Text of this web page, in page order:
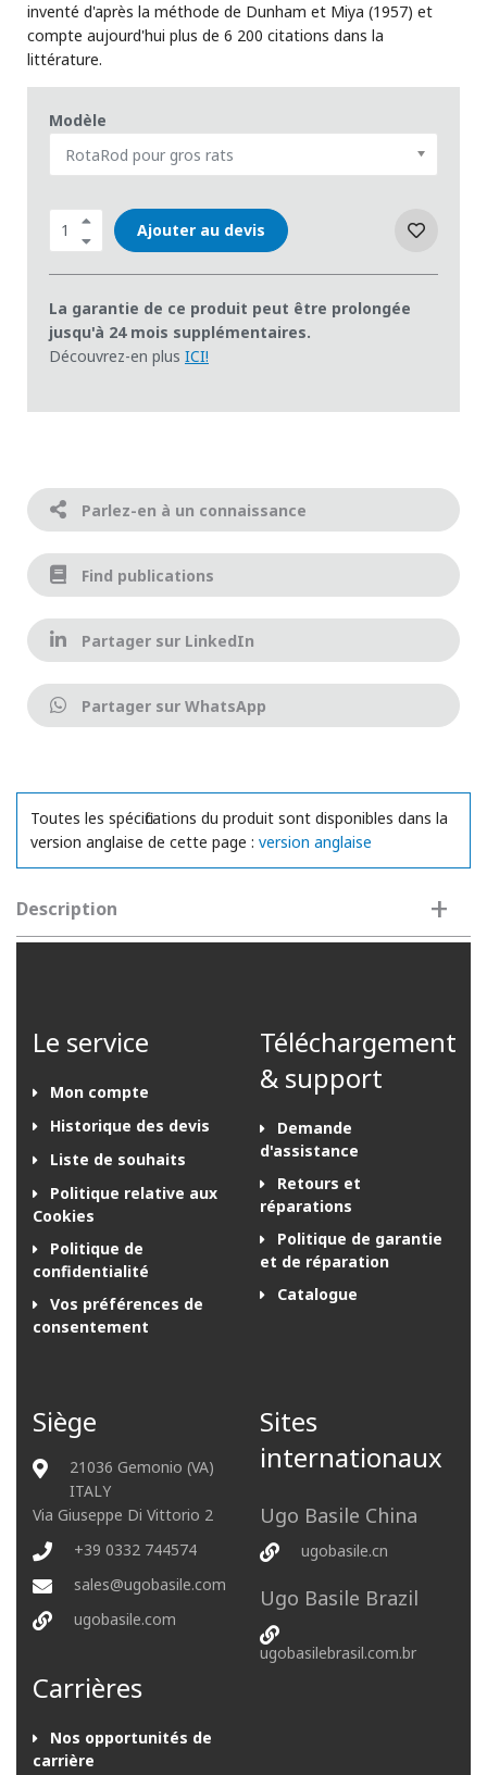
inventé d'après la méthode de Dunham et Miya (1957) et
compte aujourd'hui plus de 6 200 citations dans la
littérature.
Modèle
RotaRod pour gros rats
Ajouter au devis
La garantie de ce produit peut être prolongée
jusqu'à 24 mois supplémentaires.
Découvrez-en plus ICI!
Parlez-en à un connaissance
Find publications
Partager sur LinkedIn
Partager sur WhatsApp
Toutes les spécifications du produit sont disponibles dans la
version anglaise de cette page : version anglaise
Description +
Le service
Mon compte
Historique des devis
Liste de souhaits
Politique relative aux
Cookies
Politique de
confidentialité
Vos préférences de
consentement
Téléchargement
& support
Demande
d'assistance
Retours et
réparations
Politique de garantie
et de réparation
Catalogue
Siège
21036 Gemonio (VA)
ITALY
Via Giuseppe Di Vittorio 2
+39 0332 744574
sales@ugobasile.com
ugobasile.com
Carrières
Nos opportunités de
carrière
Sites
internationaux
Ugo Basile China
ugobasile.cn
Ugo Basile Brazil
ugobasilebrasil.com.br